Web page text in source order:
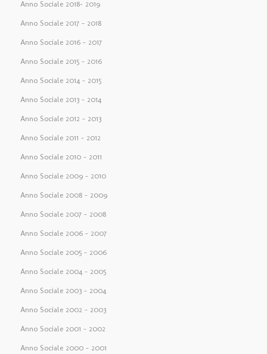
Anno Sociale 2018– 2019
Anno Sociale 2017 – 2018
Anno Sociale 2016 – 2017
Anno Sociale 2015 – 2016
Anno Sociale 2014 – 2015
Anno Sociale 2013 – 2014
Anno Sociale 2012 – 2013
Anno Sociale 2011 – 2012
Anno Sociale 2010 – 2011
Anno Sociale 2009 – 2010
Anno Sociale 2008 – 2009
Anno Sociale 2007 – 2008
Anno Sociale 2006 – 2007
Anno Sociale 2005 – 2006
Anno Sociale 2004 – 2005
Anno Sociale 2003 – 2004
Anno Sociale 2002 – 2003
Anno Sociale 2001 – 2002
Anno Sociale 2000 – 2001